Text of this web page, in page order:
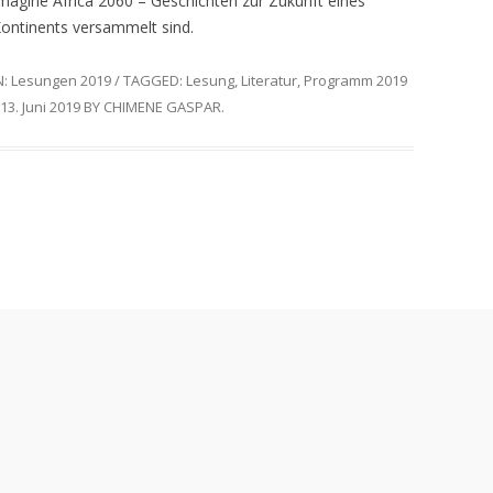
versammelt sind.
Lesungen 2019/TAGGED: Lesung, Literatur, Programm 2019
13. Juni 2019 BY CHIMENE GASPAR.